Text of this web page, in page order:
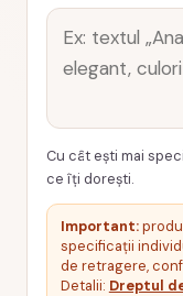
Cu cât ești mai
ce îți dorești.
Important:
specificații
de retragere,
Detalii: Dreptul